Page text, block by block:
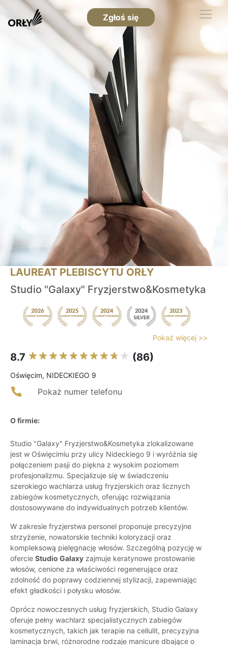
Zgłoś się
LAUREAT PLEBISCYTU ORŁY
Studio "Galaxy" Fryzjerstwo&Kosmetyka
Pokaż więcej >>
8.7 (86)
Oświęcim, NIDECKIEGO 9
Pokaż numer telefonu
O firmie:
Studio "Galaxy" Fryzjerstwo&Kosmetyka zlokalizowane
jest w Oświęcimiu przy ulicy Nideckiego 9 i wyróżnia się
połączeniem pasji do piękna z wysokim poziomem
profesjonalizmu. Specjalizuje się w świadczeniu
szerokiego wachlarza usług fryzjerskich oraz licznych
zabiegów kosmetycznych, oferując rozwiązania
dostosowywane do indywidualnych potrzeb klientów.
W zakresie fryzjerstwa personel proponuje precyzyjne
strzyżenie, nowatorskie techniki koloryzacji oraz
kompleksową pielęgnację włosów. Szczególną pozycję w
ofercie Studio Galaxy zajmuje keratynowe prostowanie
włosów, cenione za właściwości regenerujące oraz
zdolność do poprawy codziennej stylizacji, zapewniając
efekt gładkości i połysku włosów.
Oprócz nowoczesnych usług fryzjerskich, Studio Galaxy
oferuje pełny wachlarz specjalistycznych zabiegów
kosmetycznych, takich jak terapie na cellulit, precyzyjna
laminacja brwi, różnorodne rodzaje manicure dbające o